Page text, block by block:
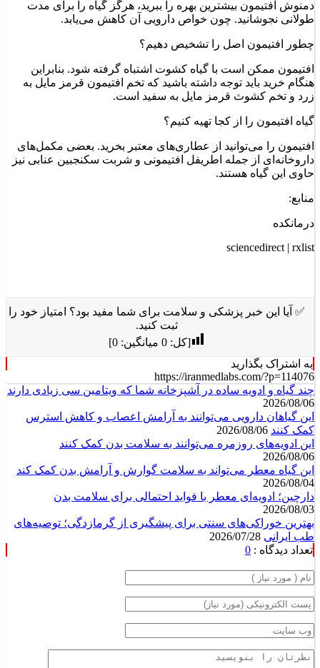
دمنوش افتیمون بیشترین بهره را ببرید، هرگز گیاه را برای مدت
طولانی نجوشانید. چون خواص دارویی آن کاهش می‌یابد.
چطور افتیمون اصل را تشخیص دهیم؟
افتیمون ممکن است با گیاه کشوت اشتباه گرفته ‌شود. بنابراین
هنگام خرید باید توجه داشته باشید که تخم افتیمون قرمز مایل به
زرد و تخم کشوث قرمز مایل به سفید است.
گیاه افتیمون را از کجا تهیه کنیم؟
افتیمون را می‌توانید از عطاری‌‌‌‌های معتبر بخرید. بعضی مکمل‌های
داروخانه‌ای از جمله اطریفل افتیمونی و شربت سکنجبین عنابی نیز
حاوی این گیاه هستند.
منابع:
درمانکده
sciencedirect | rxlist
✅ آیا این خبر پزشکی و سلامت برای شما مفید بود؟ امتیاز خود را
ثبت کنید.
[کل:0 میانگین:0
]
به اشتراک بگذارید
https://iranmedlabs.com/?p=114076
چند گیاه و ادویه ساده در آشپزخانه شما که ویتامین سی زیادی دارند
2026/08/06
این گیاهان دارویی می‌توانند به آرامش اعصاب و کاهش استرس
کمک کنند
این ادویه‌های روزمره می‌توانند به سلامت بدن کمک کنند
2026/08/06
این گیاه معطر می‌تواند به سلامت گوارش و آرامش بدن کمک کند
2026/08/04
دارچین؛ ادویه‌ای معطر با فواید احتمالی برای سلامت بدن
2026/08/03
بهترین خوراکی‌های سنتی برای پیشگیری از گرمازدگی؛ توصیه‌های
طب ایرانی
تعداد دیدگاه : 0